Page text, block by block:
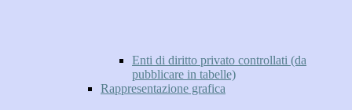
Enti di diritto privato controllati (da
pubblicare in tabelle)
Rappresentazione grafica